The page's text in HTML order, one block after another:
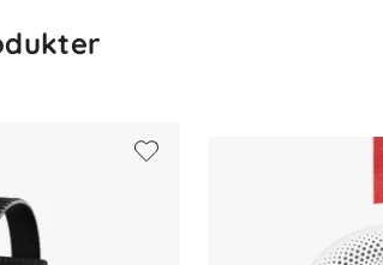
av den integrerte bæreselen.
Reisevogn / trille
ca. 6,6 kg
belastning sete: 22 kg
5 kg kapasitet